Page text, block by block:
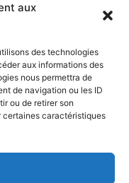
aux
des technologies
aux informations des
nous permettra de
de navigation ou les ID
ou de retirer son
caractéristiques
Vente